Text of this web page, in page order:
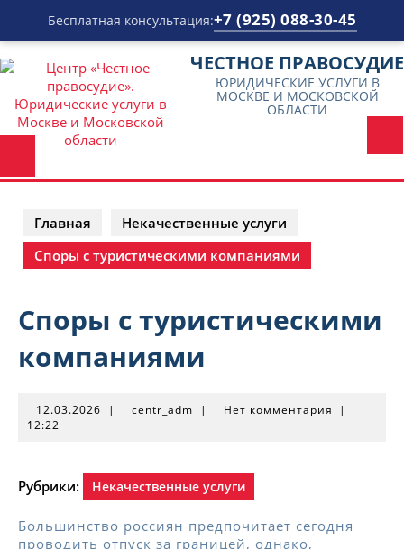
Бесплатная консультация:+7 (925) 088-30-45
Перейти
к
содержимому
ЧЕСТНОЕ ПРАВОСУДИЕ
ЮРИДИЧЕСКИЕ УСЛУГИ В
МОСКВЕ И МОСКОВСКОЙ
ОБЛАСТИ
Главная
Некачественные услуги
Споры с туристическими компаниями
Споры с туристическими
компаниями
12.03.2026 12.03.2026
| centr_admcentr_adm
| Нет комментария
|
12:22
Рубрики: Некачественные услуги
Большинство россиян предпочитает сегодня
проводить отпуск за границей, однако,